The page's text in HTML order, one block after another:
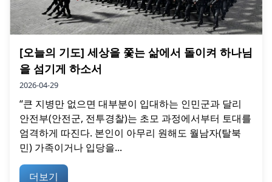
[오늘의 기도] 세상을 쫓는 삶에서 돌이켜 하나님
을 섬기게 하소서
2026-04-29
“큰 지병만 없으면 대부분이 입대하는 인민군과 달리
안전부(안전군, 전투경찰)는 초모 과정에서부터 토대를
엄격하게 따진다. 본인이 아무리 원해도 월남자(탈북
민) 가족이거나 입당을...
더보기